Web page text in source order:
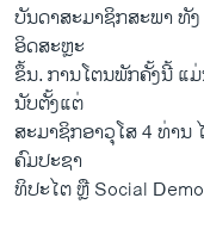
ບັນ​ດາສະ​ມາ​ຊິກສະ​ພາ​ ທັ
ອິດ​ສະ​ຫຼະ
ຂຶ້ນ. ການ​ໂຕນ​ພັກ​ຄັ້ງ​ນີ້ ແ
ນັບ​ຕັ້ງ​ແຕ່
ສະ​ມາ​ຊິກ​ອາ​ວຸ​ໂສ 4 ທ່ານ
ຄົມ​ປະ​ຊາ
ທິ​ປະ​ໄຕ ຫຼື Social